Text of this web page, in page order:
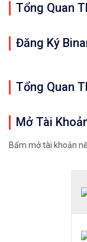
Tổng Quan
Đăng Ký
Tổng Quan
Mở Tài
Bấm mở tài khoản